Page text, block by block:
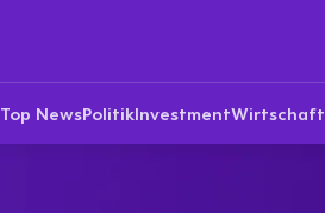
Top NewsPolitikInvestmentWirtschaft